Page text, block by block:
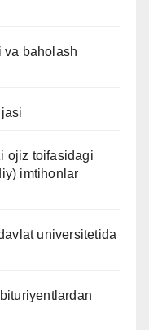
va baholash
ojiz toifasidagi
imtihonlar
universitetida